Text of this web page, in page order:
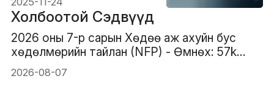
үзэл бодол
Холбоотой Сэдвүүд
2026 оны 7-р сарын Хөдөө аж ахуйн бус
хөдөлмөрийн тайлан (NFP) - Өмнөх: 57k
Таамаглал: 83k
2026-08-07